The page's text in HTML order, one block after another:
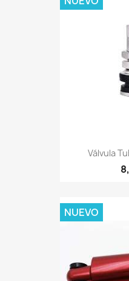
Válvula
NUEVO